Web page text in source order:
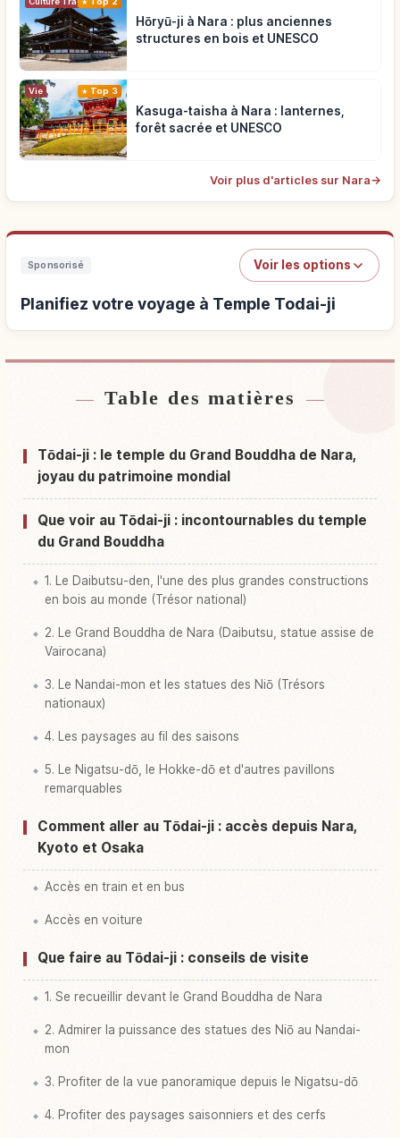
Hōryū-ji à Nara : plus anciennes
structures en bois et UNESCO
Vie Top 3
Kasuga-taisha à Nara : lanternes,
forêt sacrée et UNESCO
Voir plus d'articles sur Nara→
Sponsorisé Voir les options
Planifiez votre voyage à Temple Todai-ji
Hébergements près de Temple Todai-ji
Activités à Temple Todai-ji↗
Table des matières
Tōdai-ji : le temple du Grand Bouddha de Nara,
joyau du patrimoine mondial
Que voir au Tōdai-ji : incontournables du temple
du Grand Bouddha
1. Le Daibutsu-den, l'une des plus grandes constructions
en bois au monde (Trésor national)
2. Le Grand Bouddha de Nara (Daibutsu, statue assise de
Vairocana)
3. Le Nandai-mon et les statues des Niō (Trésors
nationaux)
4. Les paysages au fil des saisons
5. Le Nigatsu-dō, le Hokke-dō et d'autres pavillons
remarquables
Comment aller au Tōdai-ji : accès depuis Nara,
Kyoto et Osaka
Accès en train et en bus
Accès en voiture
Que faire au Tōdai-ji : conseils de visite
1. Se recueillir devant le Grand Bouddha de Nara
2. Admirer la puissance des statues des Niō au Nandai-
mon
3. Profiter de la vue panoramique depuis le Nigatsu-dō
4. Profiter des paysages saisonniers et des cerfs